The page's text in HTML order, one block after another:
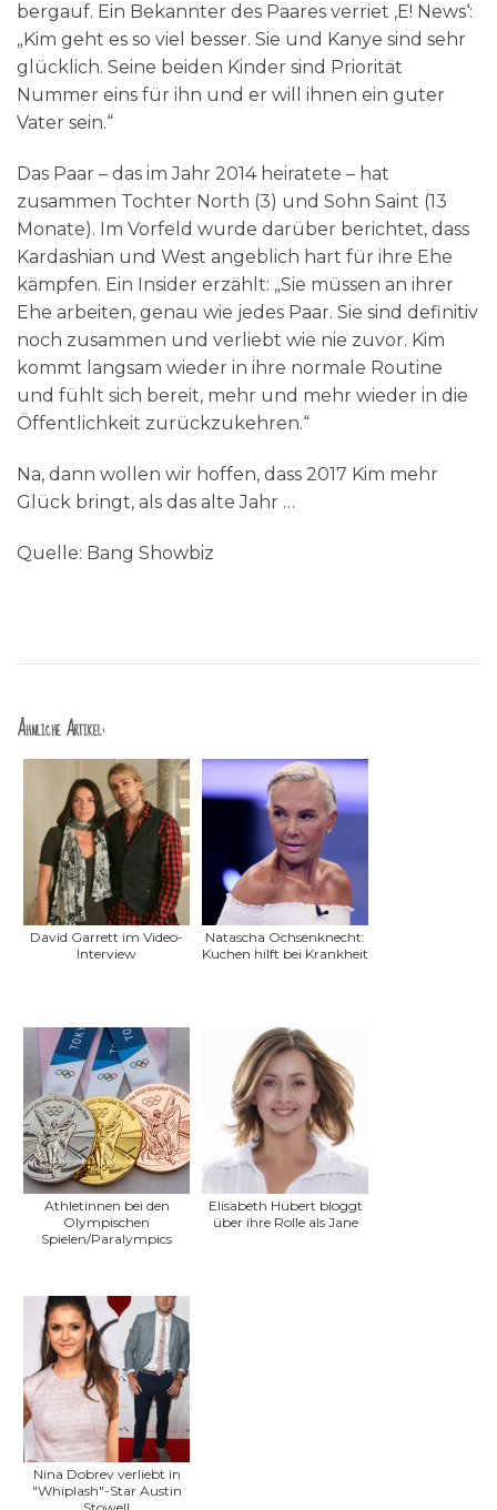
bergauf. Ein Bekannter des Paares verriet ‚E! News‘:
„Kim geht es so viel besser. Sie und Kanye sind sehr
glücklich. Seine beiden Kinder sind Priorität
Nummer eins für ihn und er will ihnen ein guter
Vater sein.“
Das Paar – das im Jahr 2014 heiratete – hat
zusammen Tochter North (3) und Sohn Saint (13
Monate). Im Vorfeld wurde darüber berichtet, dass
Kardashian und West angeblich hart für ihre Ehe
kämpfen. Ein Insider erzählt: „Sie müssen an ihrer
Ehe arbeiten, genau wie jedes Paar. Sie sind definitiv
noch zusammen und verliebt wie nie zuvor. Kim
kommt langsam wieder in ihre normale Routine
und fühlt sich bereit, mehr und mehr wieder in die
Öffentlichkeit zurückzukehren.“
Na, dann wollen wir hoffen, dass 2017 Kim mehr
Glück bringt, als das alte Jahr …
Quelle: Bang Showbiz
Ähnliche Artikel:
David Garrett im Video-
Interview
Natascha Ochsenknecht:
Kuchen hilft bei Krankheit
Athletinnen bei den
Olympischen
Spielen/Paralympics
Elisabeth Hübert bloggt
über ihre Rolle als Jane
Nina Dobrev verliebt in
"Whiplash"-Star Austin